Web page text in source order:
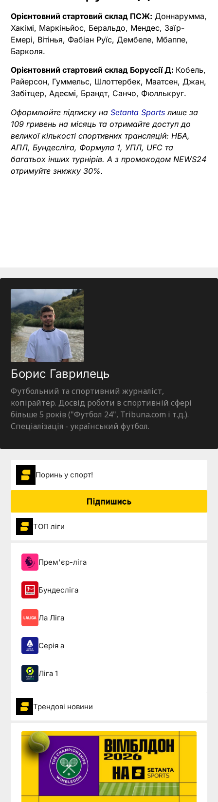
Орієнтовний стартовий склад ПСЖ: Доннарумма,
Хакімі, Маркіньйос, Беральдо, Мендес, Заїр-
Емері, Вітінья, Фабіан Руїс, Дембеле, Мбаппе,
Барколя.
Орієнтовний стартовий склад Боруссії Д: Кобель,
Райерсон, Гуммельс, Шлоттербек, Маатсен, Джан,
Забітцер, Адеємі, Брандт, Санчо, Фюллькруг.
Оформлюйте підписку на Setanta Sports лише за
109 гривень на місяць та отримайте доступ до
великої кількості спортивних трансляцій: НБА,
АПЛ, Бундесліга, Формула 1, УПЛ, UFC та
багатьох інших турнірів. А з промокодом NEWS24
отримуйте знижку 30%.
Борис Гаврилець
Футбольний та спортивний журналіст,
копірайтер. Досвід роботи в спортивній сфері
більше 5 років ("Футбол 24", Tribuna.com і т.д.).
Спеціалізація - український футбол.
Поринь у спорт!
Підпишись
ТОП ліги
Прем'єр-ліга
Бундесліга
Ла Ліга
Серія а
Ліга 1
Трендові новини